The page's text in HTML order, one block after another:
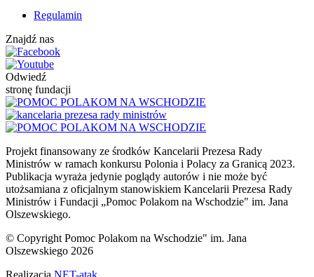
Regulamin
Znajdź nas
Odwiedź
stronę fundacji
Projekt finansowany ze środków Kancelarii Prezesa Rady
Ministrów w ramach konkursu Polonia i Polacy za Granicą 2023.
Publikacja wyraża jedynie poglądy autorów i nie może być
utożsamiana z oficjalnym stanowiskiem Kancelarii Prezesa Rady
Ministrów i Fundacji „Pomoc Polakom na Wschodzie" im. Jana
Olszewskiego.
© Copyright Pomoc Polakom na Wschodzie" im. Jana
Olszewskiego 2026